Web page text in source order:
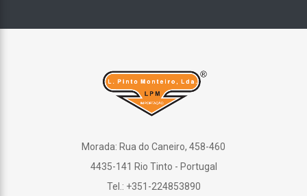
Morada: Rua do Caneiro, 458-460
4435-141 Rio Tinto - Portugal
Tel.: +351-224853890